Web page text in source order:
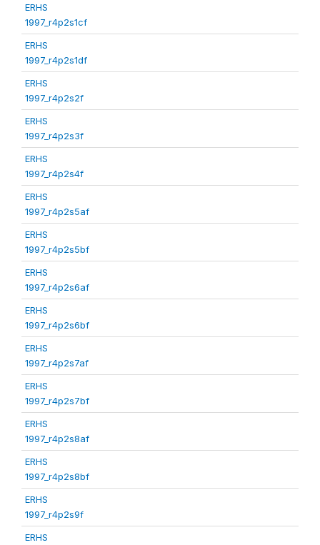
ERHS
1997_r4p2s1cf
ERHS
1997_r4p2s1df
ERHS
1997_r4p2s2f
ERHS
1997_r4p2s3f
ERHS
1997_r4p2s4f
ERHS
1997_r4p2s5af
ERHS
1997_r4p2s5bf
ERHS
1997_r4p2s6af
ERHS
1997_r4p2s6bf
ERHS
1997_r4p2s7af
ERHS
1997_r4p2s7bf
ERHS
1997_r4p2s8af
ERHS
1997_r4p2s8bf
ERHS
1997_r4p2s9f
ERHS